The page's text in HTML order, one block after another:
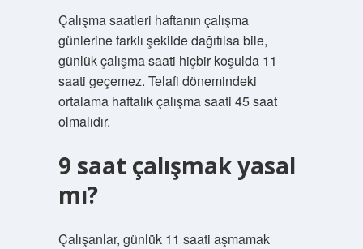
Çalışma saatleri haftanın çalışma
günlerine farklı şekilde dağıtılsa bile,
günlük çalışma saati hiçbir koşulda 11
saati geçemez. Telafi dönemindeki
ortalama haftalık çalışma saati 45 saat
olmalıdır.
9 saat çalışmak yasal
mı?
Çalışanlar, günlük 11 saati aşmamak